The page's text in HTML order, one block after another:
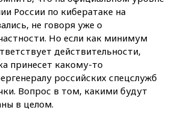
России по кибератаке на
не говоря уже о
Но если как минимум
действительности,
принесет какому-то
российских спецслужб
Вопрос в том, какими будут
в целом.